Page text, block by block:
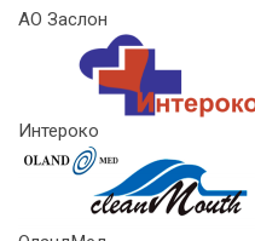
АО Заслон
Интероко